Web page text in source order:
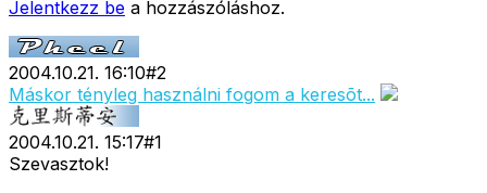
Jelentkezz be a hozzászóláshoz.
2004.10.21. 16:10#2
Máskor tényleg használni fogom a keresõt...
2004.10.21. 15:17#1
Szevasztok!